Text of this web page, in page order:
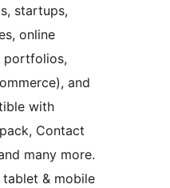
startups,
online
portfolios,
and
with
Contact
many more.
& mobile